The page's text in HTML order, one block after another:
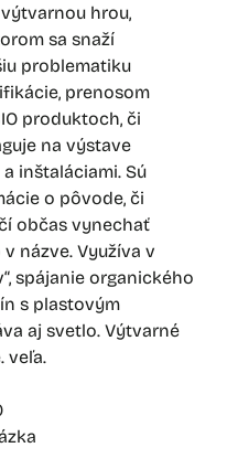
hrou,
sa snaží
problematiku
prenosom
produktoch, či
na výstave
inštaláciami. Sú
o pôvode, či
občas vynechať
názve. Využíva v
spájanie organického
s plastovým
aj svetlo. Výtvarné
veľa.